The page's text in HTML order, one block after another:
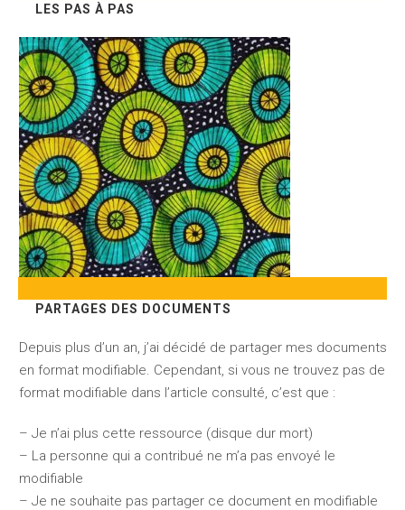
LES PAS À PAS
PARTAGES DES DOCUMENTS
Depuis plus d’un an, j’ai décidé de partager mes documents
en format modifiable. Cependant, si vous ne trouvez pas de
format modifiable dans l’article consulté, c’est que :
– Je n’ai plus cette ressource (disque dur mort)
– La personne qui a contribué ne m’a pas envoyé le
modifiable
– Je ne souhaite pas partager ce document en modifiable